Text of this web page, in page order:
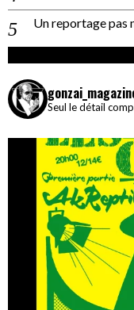
Un reportage pas
Seul le détail